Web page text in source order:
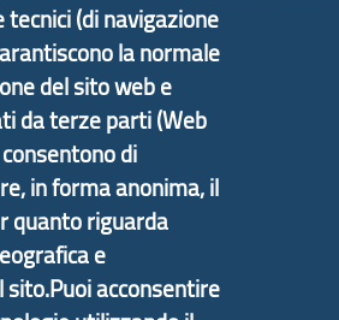
territoriale e sviluppo locale
si è sviluppato a
nazionale Aree Interne
per lo Sviluppo
al rilancio socio-economico
In particolare fornisce
sullaStrategia
(di navigazione
la normale
del sito web e
da terze parti (Web
di
in forma anonima, il
quanto riguarda
e
acconsentire